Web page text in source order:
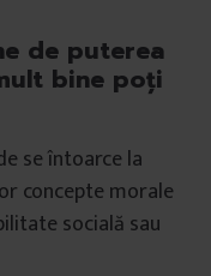
de puterea
bine poţi
se întoarce la
concepte morale
socială sau